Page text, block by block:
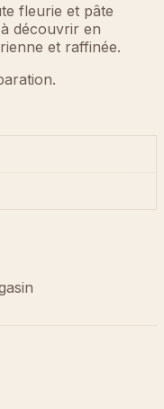
fleurie et pâte
découvrir en
et raffinée.